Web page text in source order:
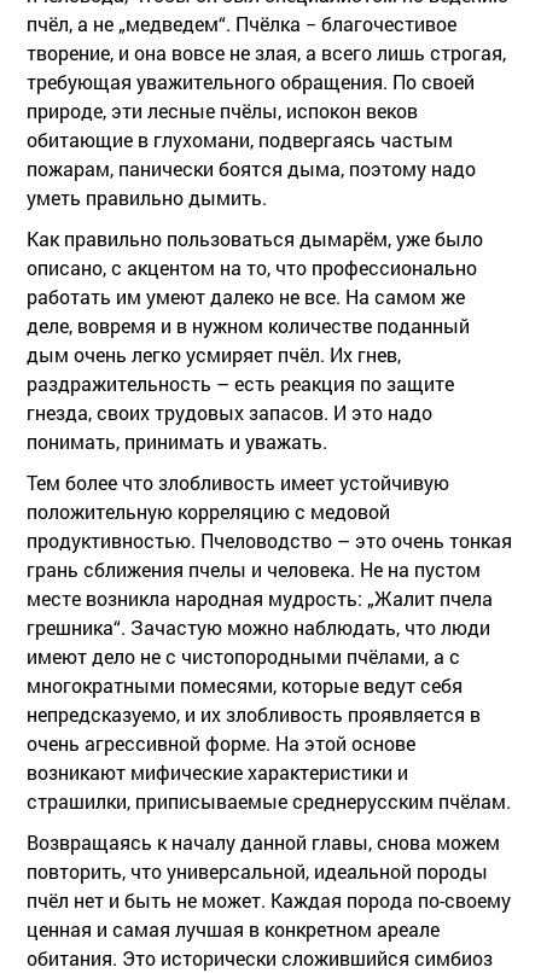
пчёл, а не „медведем“. Пчёлка − благочестивое
творение, и она вовсе не злая, а всего лишь строгая,
требующая уважительного обращения. По своей
природе, эти лесные пчёлы, испокон веков
обитающие в глухомани, подвергаясь частым
пожарам, панически боятся дыма, поэтому надо
уметь правильно дымить.
Как правильно пользоваться дымарём, уже было
описано, с акцентом на то, что профессионально
работать им умеют далеко не все. На самом же
деле, вовремя и в нужном количестве поданный
дым очень легко усмиряет пчёл. Их гнев,
раздражительность – есть реакция по защите
гнезда, своих трудовых запасов. И это надо
понимать, принимать и уважать.
Тем более что злобливость имеет устойчивую
положительную корреляцию с медовой
продуктивностью. Пчеловодство – это очень тонкая
грань сближения пчелы и человека. Не на пустом
месте возникла народная мудрость: „Жалит пчела
грешника“. Зачастую можно наблюдать, что люди
имеют дело не с чистопородными пчёлами, а с
многократными помесями, которые ведут себя
непредсказуемо, и их злобливость проявляется в
очень агрессивной форме. На этой основе
возникают мифические характеристики и
страшилки, приписываемые среднерусским пчёлам.
Возвращаясь к началу данной главы, снова можем
повторить, что универсальной, идеальной породы
пчёл нет и быть не может. Каждая порода по-своему
ценная и самая лучшая в конкретном ареале
обитания. Это исторически сложившийся симбиоз